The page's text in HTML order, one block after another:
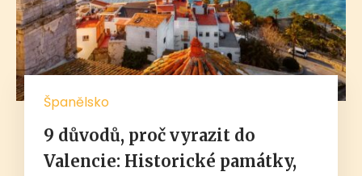
Španělsko
9 důvodů, proč vyrazit do
Valencie: Historické památky,